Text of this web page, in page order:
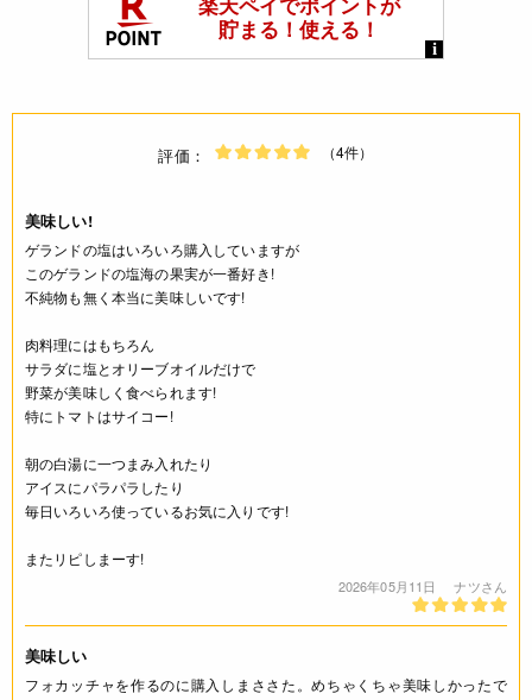
評価： （4件）
美味しい!
ゲランドの塩はいろいろ購入していますが
このゲランドの塩海の果実が一番好き!
不純物も無く本当に美味しいです!
肉料理にはもちろん
サラダに塩とオリーブオイルだけで
野菜が美味しく食べられます!
特にトマトはサイコー!
朝の白湯に一つまみ入れたり
アイスにパラパラしたり
毎日いろいろ使っているお気に入りです!
またリピしまーす!
2026年05月11日 ナツさん
美味しい
フォカッチャを作るのに購入しまささた。めちゃくちゃ美味しかったで